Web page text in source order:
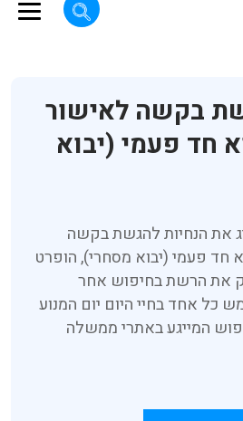
בקשה לאישור
חד פעמי (יבוא
את הנחיות להגשת בקשה
חד פעמי (יבוא מסחרי), הופרט
את הרשת בחיפוש אחר
כל אחד בחיי היום יום המנוע
המייגע באתרי ממשלה